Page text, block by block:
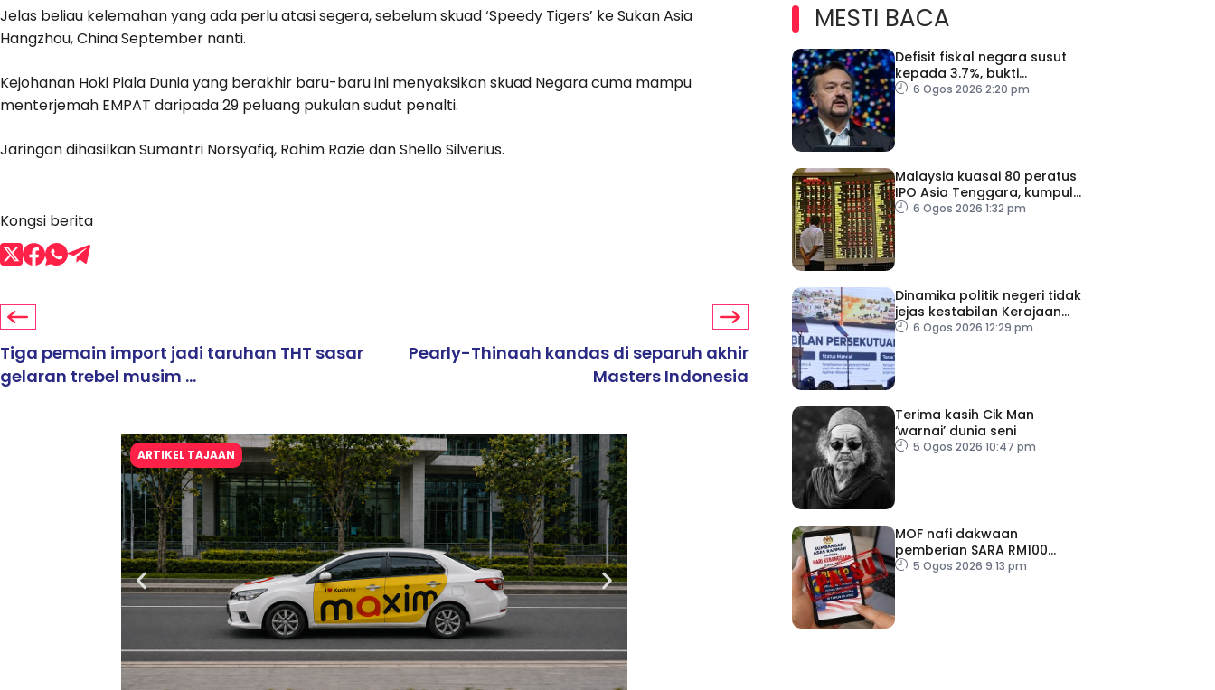
Jelas beliau kelemahan yang ada perlu atasi segera, sebelum skuad ‘Speedy Tigers’ ke Sukan Asia
Hangzhou, China September nanti.
Kejohanan Hoki Piala Dunia yang berakhir baru-baru ini menyaksikan skuad Negara cuma mampu
menterjemah EMPAT daripada 29 peluang pukulan sudut penalti.
Jaringan dihasilkan Sumantri Norsyafiq, Rahim Razie dan Shello Silverius.
Kongsi berita
Tiga pemain import jadi taruhan THT sasar
gelaran trebel musim ...
Pearly-Thinaah kandas di separuh akhir
Masters Indonesia
ARTIKEL TAJAAN
MESTI BACA
Defisit fiskal negara susut
kepada 3.7%, bukti
keyakinan pelabur masih
6 Ogos 2026 2:20 pm
Malaysia kuasai 80 peratus
IPO Asia Tenggara, kumpul
AS$1.4 bilion separuh
6 Ogos 2026 1:32 pm
Dinamika politik negeri tidak
jejas kestabilan Kerajaan
Perpaduan Persekutuan –
6 Ogos 2026 12:29 pm
Terima kasih Cik Man
‘warnai’ dunia seni
5 Ogos 2026 10:47 pm
MOF nafi dakwaan
pemberian SARA RM100
sempena Hari Kebangsaan
5 Ogos 2026 9:13 pm